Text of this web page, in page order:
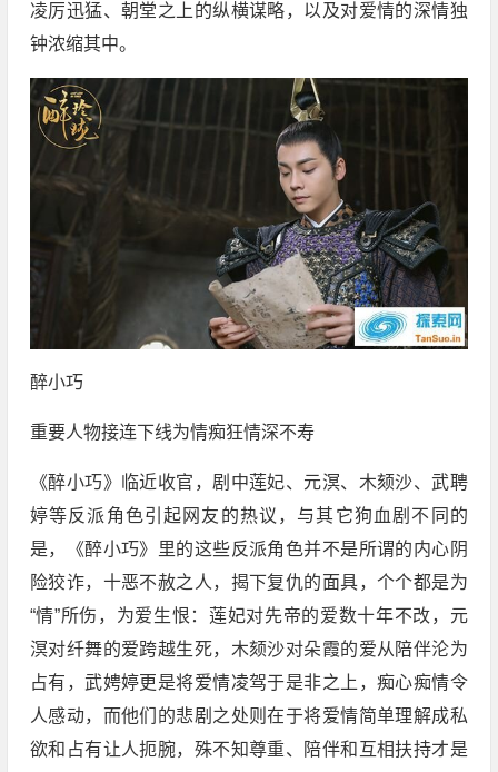
凌厉迅猛、朝堂之上的纵横谋略，以及对爱情的深情独
钟浓缩其中。
醉小巧
重要人物接连下线为情痴狂情深不寿
《醉小巧》临近收官，剧中莲妃、元溟、木颏沙、武聘
婷等反派角色引起网友的热议，与其它狗血剧不同的
是，《醉小巧》里的这些反派角色并不是所谓的内心阴
险狡诈，十恶不赦之人，揭下复仇的面具，个个都是为
“情”所伤，为爱生恨：莲妃对先帝的爱数十年不改，元
溟对纤舞的爱跨越生死，木颏沙对朵霞的爱从陪伴沦为
占有，武娉婷更是将爱情凌驾于是非之上，痴心痴情令
人感动，而他们的悲剧之处则在于将爱情简单理解成私
欲和占有让人扼腕，殊不知尊重、陪伴和互相扶持才是